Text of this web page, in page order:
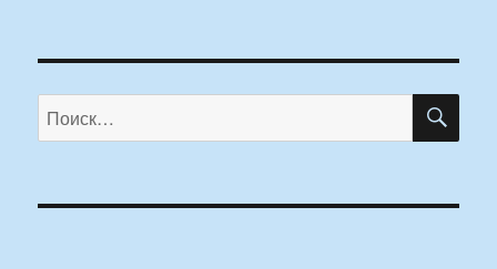
Искать: